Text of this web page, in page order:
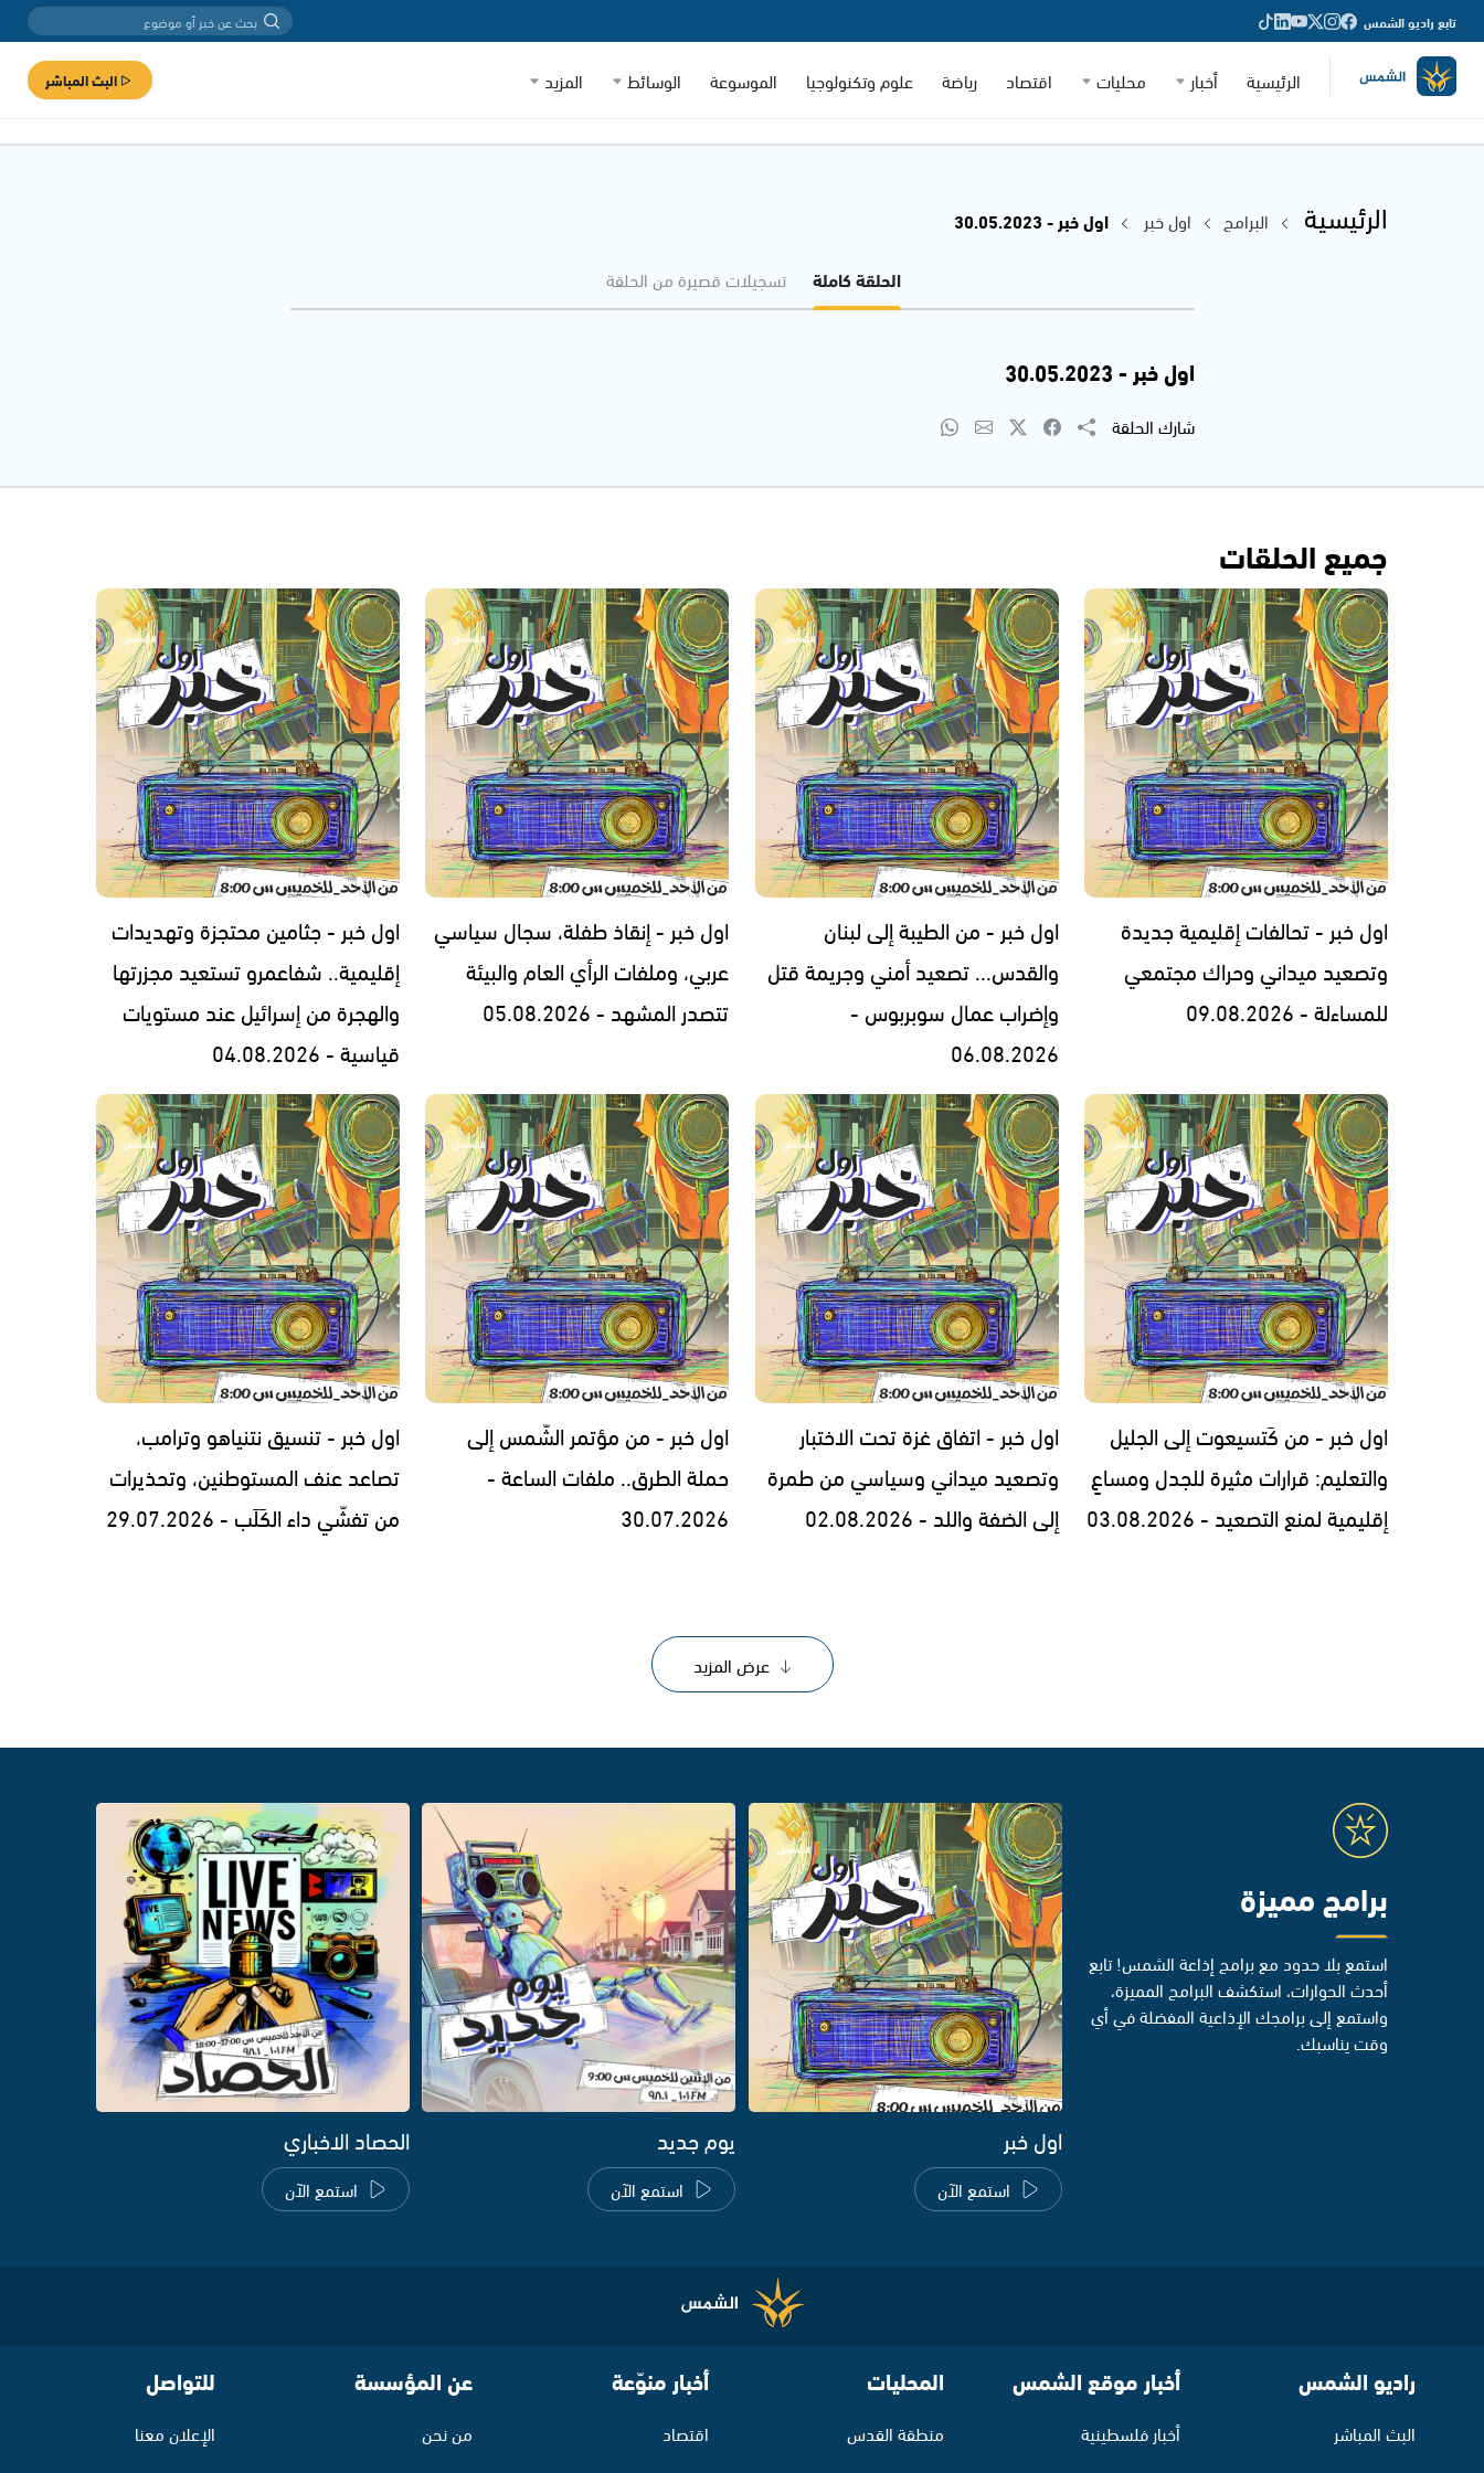
تابع راديو الشمس
الرئيسية أخبار محليات اقتصاد رياضة علوم وتكنولوجيا الموسوعة الوسائط المزيد البث المباشر
الرئيسية البرامج اول خبر
اول خبر - 30.05.2023
الحلقة كاملة
تسجيلات قصيرة من الحلقة
اول خبر - 30.05.2023
شارك الحلقة
جميع الحلقات
اول خبر - تحالفات إقليمية جديدة
وتصعيد ميداني وحراك مجتمعي
للمساءلة - 09.08.2026
اول خبر - من الطيبة إلى لبنان
والقدس... تصعيد أمني وجريمة قتل
وإضراب عمال سوبربوس -
06.08.2026
اول خبر - إنقاذ طفلة، سجال سياسي
عربي، وملفات الرأي العام والبيئة
تتصدر المشهد - 05.08.2026
اول خبر - جثامين محتجزة وتهديدات
إقليمية.. شفاعمرو تستعيد مجزرتها
والهجرة من إسرائيل عند مستويات
قياسية - 04.08.2026
اول خبر - من كَتسيعوت إلى الجليل
والتعليم: قرارات مثيرة للجدل ومساعٍ
إقليمية لمنع التصعيد - 03.08.2026
اول خبر - اتفاق غزة تحت الاختبار
وتصعيد ميداني وسياسي من طمرة
إلى الضفة واللد - 02.08.2026
اول خبر - من مؤتمر الشّمس إلى
حملة الطرق.. ملفات الساعة -
30.07.2026
اول خبر - تنسيق نتنياهو وترامب،
تصاعد عنف المستوطنين، وتحذيرات
من تفشّي داء الكَلَب - 29.07.2026
عرض المزيد
برامج مميزة
استمع بلا حدود مع برامج إذاعة الشمس! تابع
أحدث الحوارات، استكشف البرامج المميزة،
واستمع إلى برامجك الإذاعية المفضلة في أي
وقت يناسبك.
اول خبر
استمع الآن
يوم جديد
استمع الآن
الحصاد الاخباري
استمع الآن
راديو الشمس
البث المباشر
أخبار موقع الشمس
أخبار فلسطينية
المحليات
منطقة القدس
أخبار منوّعة
اقتصاد
عن المؤسسة
من نحن
للتواصل
الإعلان معنا